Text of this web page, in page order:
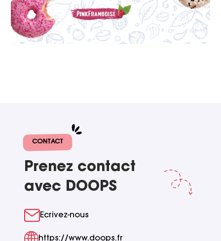
CONTACT
Prenez contact
avec DOOPS
Ecrivez-nous
https://www.doops.fr